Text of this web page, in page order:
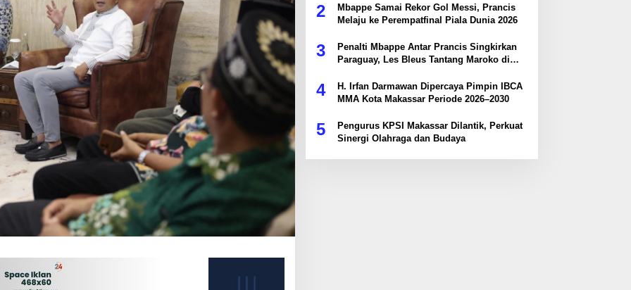
2
Mbappe Samai Rekor Gol Messi, Prancis
Melaju ke Perempatfinal Piala Dunia 2026
3
Penalti Mbappe Antar Prancis Singkirkan
Paraguay, Les Bleus Tantang Maroko di
4
H. Irfan Darmawan Dipercaya Pimpin IBCA
MMA Kota Makassar Periode 2026–2030
5
Pengurus KPSI Makassar Dilantik, Perkuat
Sinergi Olahraga dan Budaya